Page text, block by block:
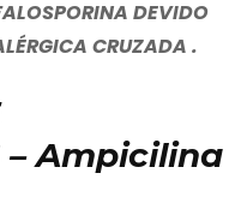
DEVIDO
CRUZADA .
– Ampicilina